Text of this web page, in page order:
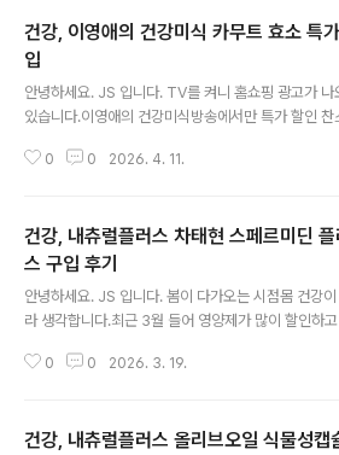
건강, 이영애의 건강미식 카무트 효소 특
입
안녕하세요. JS 입니다. TV를 켜니 홈쇼핑 광고가 나
있습니다.이영애의 건강미식방송에서만 특가 할인
19,000원 추가 할인 만원 = 209,000원특가 가격 맞
효소가 필요했는데, 마침 잘 구입한 거 같아요. 나이 먹
록 소화 능력이 떨어지게 됩니다.이럴 때 효소 2-3개월
입해서 먹으면 상당히 효과를 보았습니다. 과거 유산
먹기 시작하다가 이젠 효소까지...나이가 드니 소화 능
를 찾고 계신 분들이라면 한 번쯤 참고하시면 좋을 거 같
0 0 2026. 4. 11.
건강, 내츄럴플러스 차태현 스페르미딘 플
스 구입 후기
안녕하세요. JS 입니다. 봄이 다가오는 시점몸 건강이
라 생각합니다.최근 3월 들어 영양제가 많이 할인하
전하고 있어 눈에 띄었습니다.스페르미딘 역시 100%
이란?폴리아민의 일종으로 쌀 배아, 밀, 콩류 등 발효
0 0 2026. 3. 19.
건강, 내츄럴플러스 올리브오일 식물성캡